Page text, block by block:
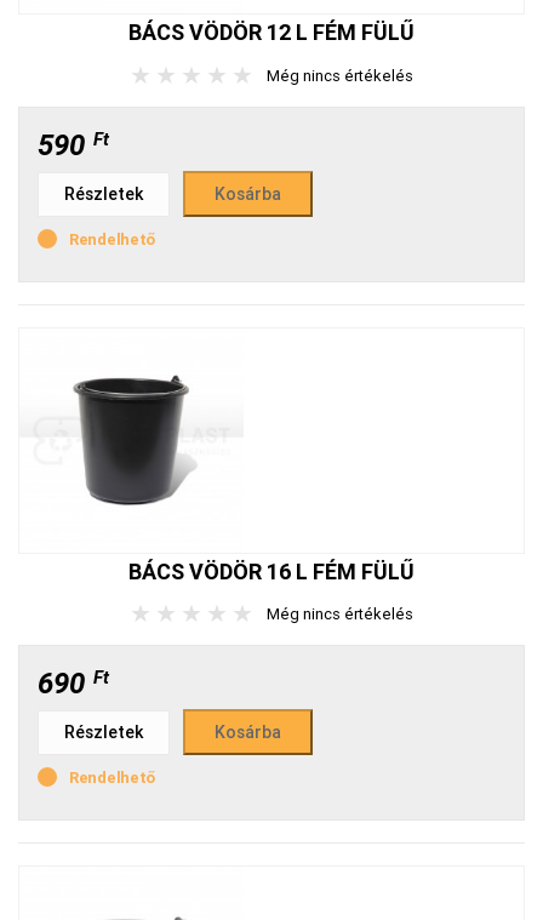
BÁCS VÖDÖR 12 L FÉM FÜLŰ
★ ★ ★ ★ ★ Még nincs értékelés
590 Ft
Részletek
Rendelhető
BÁCS VÖDÖR 16 L FÉM FÜLŰ
★ ★ ★ ★ ★ Még nincs értékelés
690 Ft
Részletek
Rendelhető